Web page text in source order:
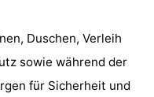
Duschen, Verleih
sowie während der
für Sicherheit und